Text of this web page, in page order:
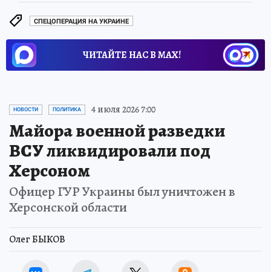
СПЕЦОПЕРАЦИЯ НА УКРАИНЕ
ЧИТАЙТЕ НАС В МАХ!
НОВОСТИ ПОЛИТИКА 4 июля 2026 7:00
Майора военной разведки
ВСУ ликвидировали под
Херсоном
Офицер ГУР Украины был уничтожен в
Херсонской области
Олег БЫКОВ